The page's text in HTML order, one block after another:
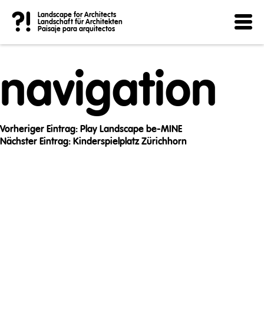
?!
Landscape for Architects
Landschaft für Architekten
Paisaje para arquitectos
Post
navigation
Vorheriger Eintrag: Play Landscape be-MINE
Nächster Eintrag: Kinderspielplatz Zürichhorn